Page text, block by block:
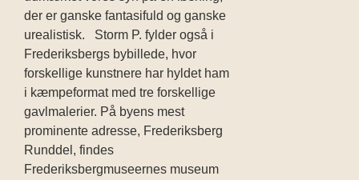
der er ganske fantasifuld og ganske
urealistisk. Storm P. fylder også i
Frederiksbergs bybillede, hvor
forskellige kunstnere har hyldet ham
i kæmpeformat med tre forskellige
gavlmalerier. På byens mest
prominente adresse, Frederiksberg
Runddel, findes
Frederiksbergmuseernes museum